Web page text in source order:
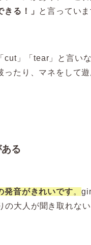
る！」 と言っていま
cut」「tear」と言い
ったり、マネをして遊
る
発音がきれいです。
の大人が聞き取れない